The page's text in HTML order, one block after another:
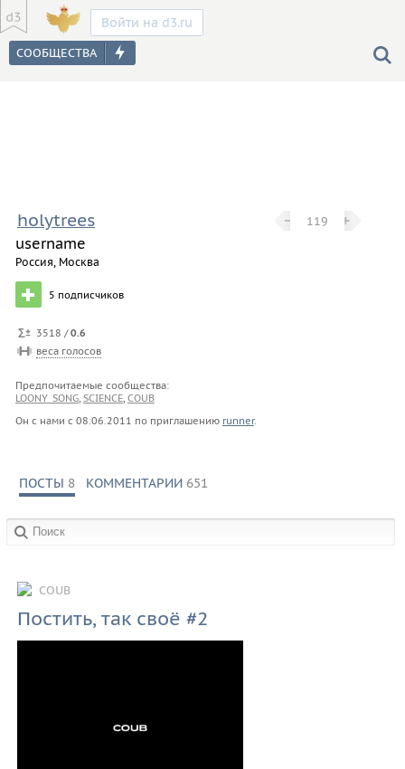
Войти на d3.ru
− 119 +
holytrees
username
Россия, Москва
5 подписчиков
3518 /0.6
веса голосов
Предпочитаемые сообщества:
LOONY_SONG, SCIENCE, COUB
Он с нами с 08.06.2011 по приглашению runner.
ПОСТЫ 8 КОММЕНТАРИИ 651
COUB
Постить, так своё #2